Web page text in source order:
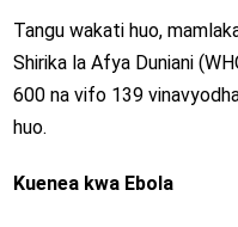
Tangu wakati huo,
Shirika la Afya Duniani
600 na vifo 139
huo.
Kuenea kwa Ebola